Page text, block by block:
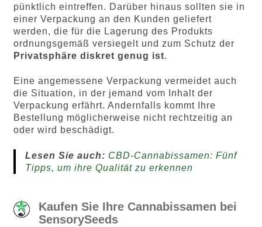
pünktlich eintreffen. Darüber hinaus sollten sie in
einer Verpackung an den Kunden geliefert
werden, die für die Lagerung des Produkts
ordnungsgemäß versiegelt und zum Schutz der
Privatsphäre diskret genug ist.
Eine angemessene Verpackung vermeidet auch
die Situation, in der jemand vom Inhalt der
Verpackung erfährt. Andernfalls kommt Ihre
Bestellung möglicherweise nicht rechtzeitig an
oder wird beschädigt.
Lesen Sie auch: CBD-Cannabissamen: Fünf
Tipps, um ihre Qualität zu erkennen
Kaufen Sie Ihre Cannabissamen bei
SensorySeeds